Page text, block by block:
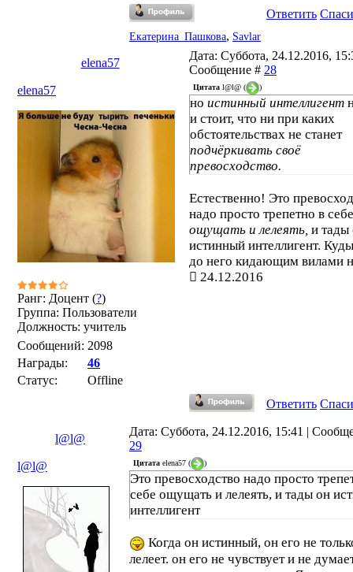
Ответить
Екатерина_Пашкова, Savlar
elena57
Дата: Суббота, 24.12.2016,
Сообщение # 28
elena57
Ранг: Доцент (?)
Группа: Пользователи
Должность: учитель
Сообщений: 2098
Награды:
46
Статус:
Offline
Цитата l@l@ ( )
но истинный интеллигент
и стоит, что ни при каких
обстоятельствах не станет
подчёркивать своё
превосходство.
Естественно! Это
надо просто трепетно в себе
ощущать и лелеять, и тады
истинный интеллигент.
до него кидающим вилами
24.12.2016
Ответить
l@l@
Дата: Суббота, 24.12.2016, 15:41 |
29
l@l@
Цитата elena57 ( )
Это превосходство надо просто
себе ощущать и лелеять, и тады он
интеллигент
Когда он истинный, он его не
лелеет. он его не чувствует и не